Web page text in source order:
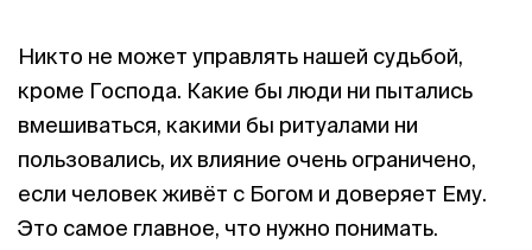
Никто не может управлять нашей судьбой,
кроме Господа. Какие бы люди ни пытались
вмешиваться, какими бы ритуалами ни
пользовались, их влияние очень ограничено,
если человек живёт с Богом и доверяет Ему.
Это самое главное, что нужно понимать.